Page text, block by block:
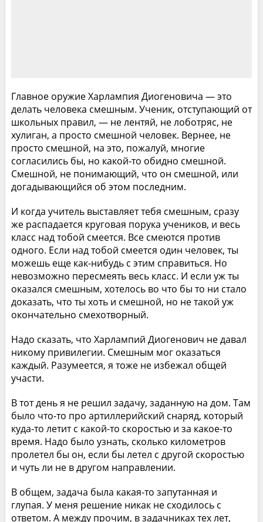
Главное оружие Харлампия Диогеновича — это
делать человека смешным. Ученик, отступающий от
школьных правил, — не лентяй, не лоботряс, не
хулиган, а просто смешной человек. Вернее, не
просто смешной, на это, пожалуй, многие
согласились бы, но какой-то обидно смешной.
Смешной, не понимающий, что он смешной, или
догадывающийся об этом последним.
И когда учитель выставляет тебя смешным, сразу
же распадается круговая порука учеников, и весь
класс над тобой смеется. Все смеются против
одного. Если над тобой смеется один человек, ты
можешь еще как-нибудь с этим справиться. Но
невозможно пересмеять весь класс. И если уж ты
оказался смешным, хотелось во что бы то ни стало
доказать, что ты хоть и смешной, но не такой уж
окончательно смехотворный.
Надо сказать, что Харлампий Диогенович не давал
никому привилегии. Смешным мог оказаться
каждый. Разумеется, я тоже не избежал общей
участи.
В тот день я не решил задачу, заданную на дом. Там
было что-то про артиллерийский снаряд, который
куда-то летит с какой-то скоростью и за какое-то
время. Надо было узнать, сколько километров
пролетел бы он, если бы летел с другой скоростью
и чуть ли не в другом направлении.
В общем, задача была какая-то запутанная и
глупая. У меня решение никак не сходилось с
ответом. А между прочим, в задачниках тех лет,